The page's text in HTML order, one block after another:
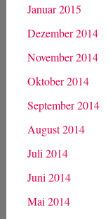
Januar 2015
Dezember 2014
November 2014
Oktober 2014
September 2014
August 2014
Juli 2014
Juni 2014
Mai 2014